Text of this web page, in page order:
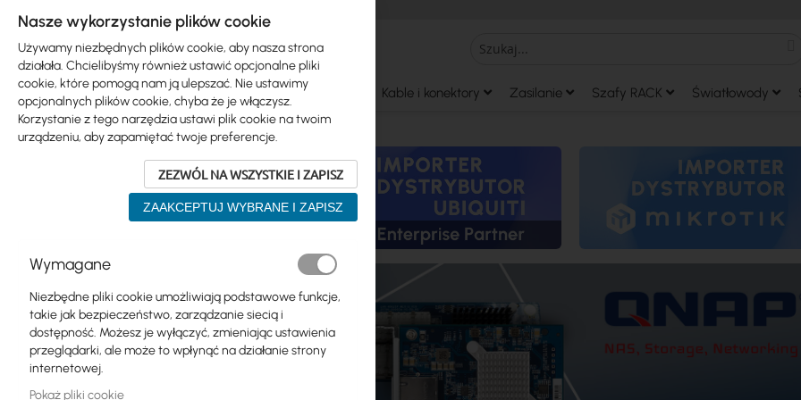
Ubiquiti Mikrotik WiFi & SOHO Kable i konektory Zasilanie Szafy RACK Światłowody
Skip
Ubiquiti
Światłowody
Switch
Punkty dostępowe
Nasze wykorzystanie plików cookie
Używamy niezbędnych plików cookie, aby nasza strona
działała. Chcielibyśmy również ustawić opcjonalne pliki
cookie, które pomogą nam ją ulepszać. Nie ustawimy
opcjonalnych plików cookie, chyba że je włączysz.
Korzystanie z tego narzędzia ustawi plik cookie na twoim
urządzeniu, aby zapamiętać twoje preferencje.
ZEZWÓL NA WSZYSTKIE I ZAPISZ
ZAAKCEPTUJ WYBRANE I ZAPISZ
Wymagane
Niezbędne pliki cookie umożliwiają podstawowe funkcje,
takie jak bezpieczeństwo, zarządzanie siecią i
dostępność. Możesz je wyłączyć, zmieniając ustawienia
przeglądarki, ale może to wpłynąć na działanie strony
internetowej.
Pokaż pliki cookie